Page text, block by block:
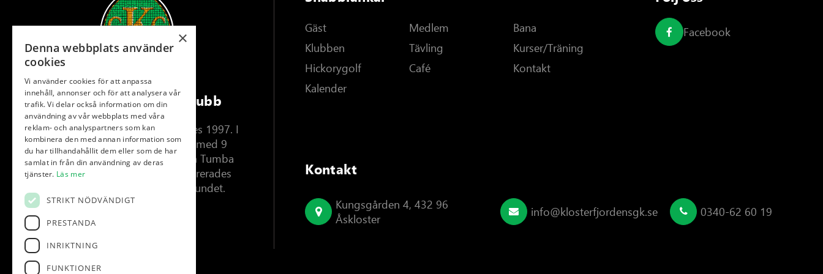
Klosterfjordens Golfklubb
Klosterfjordens Golfklubb bildades 1997. I
juli 2001 öppnades golfbanan med 9
greener och 18 tee. Det var Sven Tumba
som invigde banan. 2001 registrerades
klubben hos Svenska Golfförbundet.
Gäst Medlem
Bana
Klubben
Tävling
Kurser/Träning
Hickorygolf
Café
Kontakt
Kalender
Facebook
Kontakt
Kungsgården 4, 432 96
Åskloster
info@klosterfjordensgk.se 0340-62 60 19
×
Denna webbplats använder
cookies
Vi använder cookies för att anpassa
innehåll, annonser och för att analysera vår
trafik. Vi delar också information om din
användning av vår webbplats med våra
reklam- och analyspartners som kan
kombinera den med annan information som
du har tillhandahållit dem eller som de har
samlat in från din användning av deras
tjänster. Läs mer
STRIKT NÖDVÄNDIGT
PRESTANDA
INRIKTNING
FUNKTIONER